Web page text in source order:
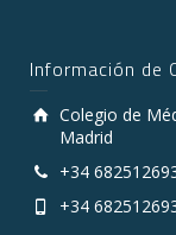
Información de
Colegio de
Madrid
+34
+34